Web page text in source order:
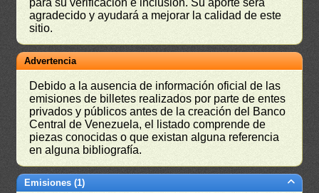
agradecido y ayudará a mejorar la calidad de este
sitio.
Advertencia
Debido a la ausencia de información oficial de las
emisiones de billetes realizados por parte de entes
privados y públicos antes de la creación del Banco
Central de Venezuela, el listado comprende de
piezas conocidas o que existan alguna referencia
en alguna bibliografía.
Emisiones (1)